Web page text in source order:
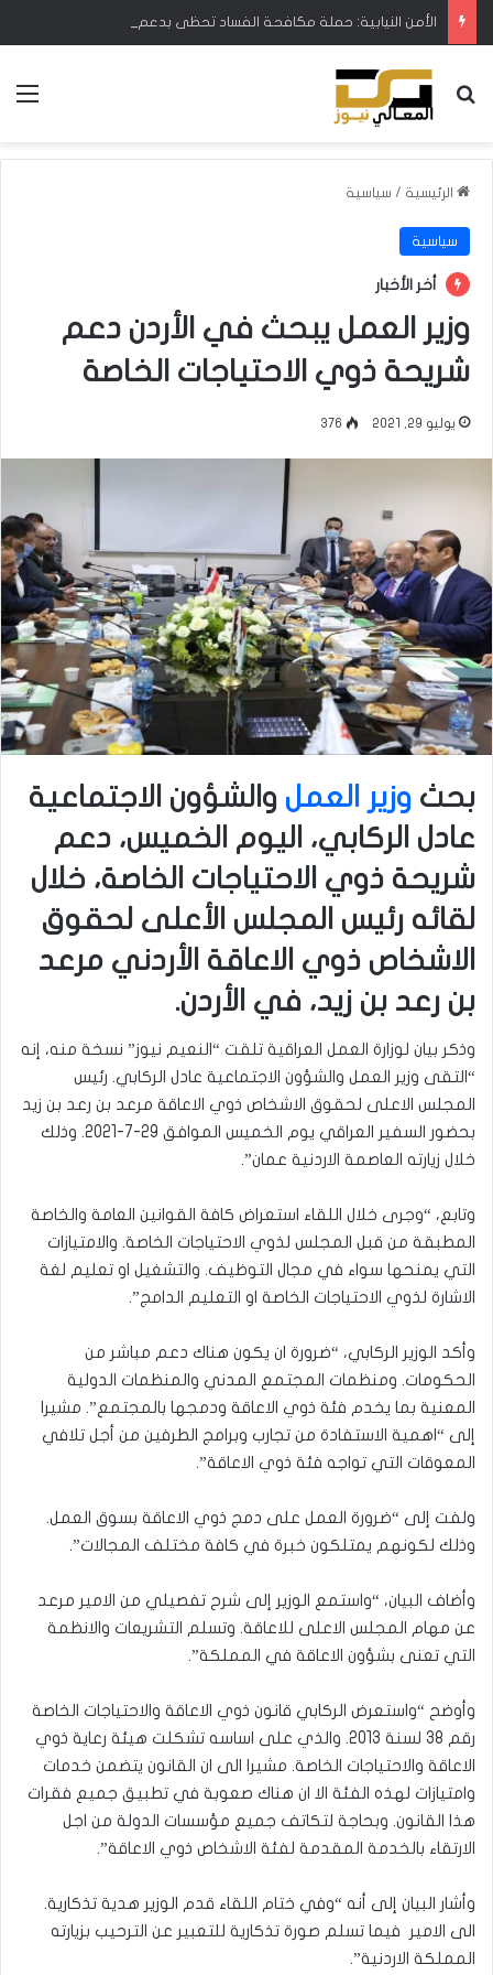
بحث عن
الرئيسية / سياسية
سياسية
أخر الأخبار
وزير العمل يبحث في الأردن دعم
شريحة ذوي الاحتياجات الخاصة
يوليو 29, 2021 376
بحث وزير العمل والشؤون الاجتماعية
عادل الركابي، اليوم الخميس، دعم
شريحة ذوي الاحتياجات الخاصة، خلال
لقائه رئيس المجلس الأعلى لحقوق
الاشخاص ذوي الاعاقة الأردني مرعد
بن رعد بن زيد، في الأردن.
وذكر بيان لوزارة العمل العراقية تلقت “النعيم نيوز” نسخة منه، إنه
“التقى وزير العمل والشؤون الاجتماعية عادل الركابي. رئيس
المجلس الاعلى لحقوق الاشخاص ذوي الاعاقة مرعد بن رعد بن زيد
بحضور السفير العراقي يوم الخميس الموافق 29-7-2021. وذلك
خلال زيارته العاصمة الاردنية عمان”.
وتابع، “وجرى خلال اللقاء استعراض كافة القوانين العامة والخاصة
المطبقة من قبل المجلس لذوي الاحتياجات الخاصة. والامتيازات
التي يمنحها سواء في مجال التوظيف. والتشغيل او تعليم لغة
الاشارة لذوي الاحتياجات الخاصة او التعليم الدامج”.
وأكد الوزير الركابي، “ضرورة ان يكون هناك دعم مباشر من
الحكومات. ومنظمات المجتمع المدني والمنظمات الدولية
المعنية بما يخدم فئة ذوي الاعاقة ودمجها بالمجتمع”. مشيرا
إلى “اهمية الاستفادة من تجارب وبرامج الطرفين من أجل تلافي
المعوقات التي تواجه فئة ذوي الاعاقة”.
ولفت إلى “ضرورة العمل على دمج ذوي الاعاقة بسوق العمل.
وذلك لكونهم يمتلكون خبرة في كافة مختلف المجالات”.
وأضاف البيان، “واستمع الوزير إلى شرح تفصيلي من الامير مرعد
عن مهام المجلس الاعلى للاعاقة. وتسلم التشريعات والانظمة
التي تعنى بشؤون الاعاقة في المملكة”.
وأوضح “واستعرض الركابي قانون ذوي الاعاقة والاحتياجات الخاصة
رقم 38 لسنة 2013. والذي على اساسه تشكلت هيئة رعاية ذوي
الاعاقة والاحتياجات الخاصة. مشيرا الى ان القانون يتضمن خدمات
وامتيازات لهذه الفئة الا ان هناك صعوبة في تطبيق جميع فقرات
هذا القانون. وبحاجة لتكاتف جميع مؤسسات الدولة من اجل
الارتقاء بالخدمة المقدمة لفئة الاشخاص ذوي الاعاقة”.
وأشار البيان إلى أنه “وفي ختام اللقاء قدم الوزير هدية تذكارية.
الى الامير فيما تسلم صورة تذكارية للتعبير عن الترحيب بزيارته
المملكة الاردنية”.